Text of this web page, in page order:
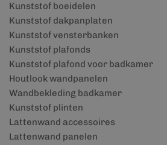
Kunststof boeidelen
Kunststof dakpanplaten
Kunststof vensterbanken
Kunststof plafonds
Kunststof plafond voor badkamer
Houtlook wandpanelen
Wandbekleding badkamer
Kunststof plinten
Lattenwand accessoires
Lattenwand panelen